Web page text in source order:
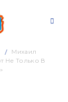
Михаил
Не Только В